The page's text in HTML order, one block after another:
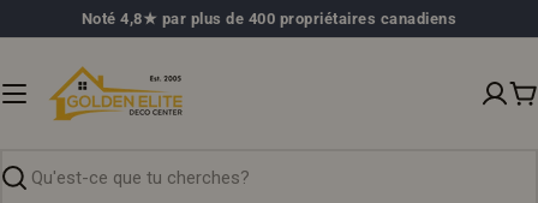
au
Noté 4,8★ par plus de 400 propriétaires canadiens
Recherche